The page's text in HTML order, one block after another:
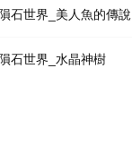
石世界_美人魚的傳說
石世界_水晶神樹